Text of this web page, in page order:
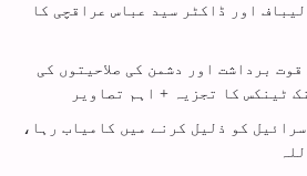
اور ڈاکٹر سید عباس عراقچی کا
برداشت اور دشمن کی صلاحیتوں کی
ٹینکس کا تجزیہ + اہم تصاویر
کو ذلیل کرنے میں کامیاب رہا،